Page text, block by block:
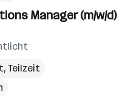
Manager (m/w/d)
Teilzeit